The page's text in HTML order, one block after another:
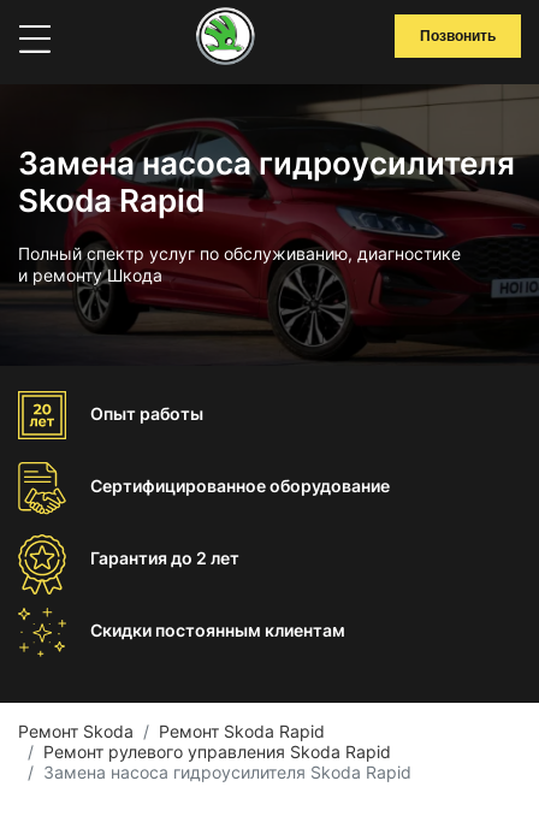
Позвонить
Замена насоса гидроусилителя
Skoda Rapid
Полный спектр услуг по обслуживанию, диагностике
и ремонту Шкода
Опыт работы
Сертифицированноеоборудование
Гарантиядо 2 лет
Скидки постоянным клиентам
Ремонт Skoda
Ремонт Skoda Rapid
Ремонт рулевого управления Skoda Rapid
Замена насоса гидроусилителя Skoda Rapid